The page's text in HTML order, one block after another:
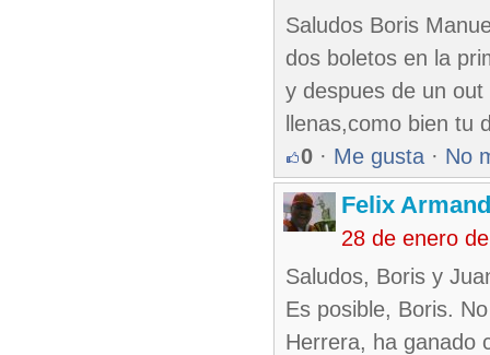
Saludos Boris
dos boletos en la
y despues de un
llenas,como bien tu
0 · Me gusta · No
Felix
28 de enero
Saludos, Boris y
Es posible, Boris.
Herrera, ha ganado